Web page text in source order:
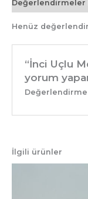
Değerlendirmeler
Henüz
“İnci Uçlu
yorum
İlgili ürünler